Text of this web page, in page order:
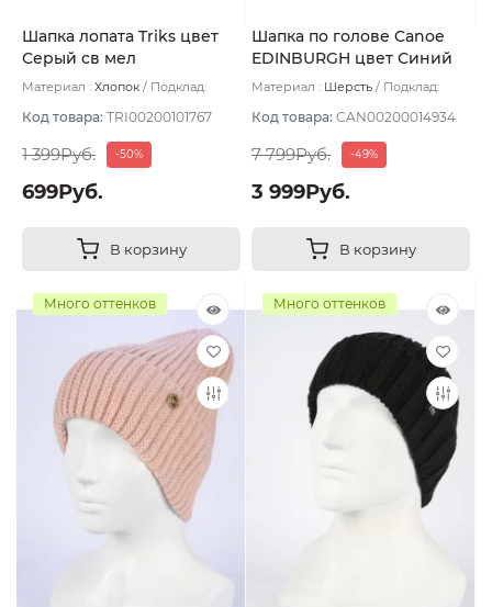
Шапка лопата Triks цвет
Серый св мел
Материал : Хлопок
Подклад:
Код товара: TRI00200101767
1 399Руб. -50%
699Руб.
В корзину
Шапка по голове Canoe
EDINBURGH цвет Синий
Материал : Шерсть
Подклад:
Код товара: CAN00200014934
7 799Руб. -49%
3 999Руб.
В корзину
Много оттенков Много оттенков